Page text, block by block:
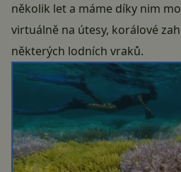
několik let a máme díky nim
virtuálně na útesy, korálové
některých lodních vraků.